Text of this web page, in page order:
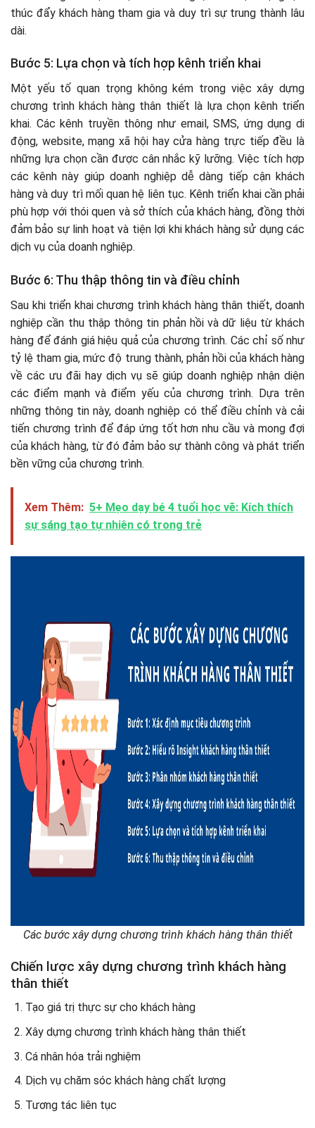
thúc đẩy khách hàng tham gia và duy trì sự trung thành lâu
dài.
Bước 5: Lựa chọn và tích hợp kênh triển khai
Một yếu tố quan trọng không kém trong việc xây dựng
chương trình khách hàng thân thiết là lựa chọn kênh triển
khai. Các kênh truyền thông như email, SMS, ứng dụng di
động, website, mạng xã hội hay cửa hàng trực tiếp đều là
những lựa chọn cần được cân nhắc kỹ lưỡng. Việc tích hợp
các kênh này giúp doanh nghiệp dễ dàng tiếp cận khách
hàng và duy trì mối quan hệ liên tục. Kênh triển khai cần phải
phù hợp với thói quen và sở thích của khách hàng, đồng thời
đảm bảo sự linh hoạt và tiện lợi khi khách hàng sử dụng các
dịch vụ của doanh nghiệp.
Bước 6: Thu thập thông tin và điều chỉnh
Sau khi triển khai chương trình khách hàng thân thiết, doanh
nghiệp cần thu thập thông tin phản hồi và dữ liệu từ khách
hàng để đánh giá hiệu quả của chương trình. Các chỉ số như
tỷ lệ tham gia, mức độ trung thành, phản hồi của khách hàng
về các ưu đãi hay dịch vụ sẽ giúp doanh nghiệp nhận diện
các điểm mạnh và điểm yếu của chương trình. Dựa trên
những thông tin này, doanh nghiệp có thể điều chỉnh và cải
tiến chương trình để đáp ứng tốt hơn nhu cầu và mong đợi
của khách hàng, từ đó đảm bảo sự thành công và phát triển
bền vững của chương trình.
Xem Thêm: 5+ Mẹo dạy bé 4 tuổi học vẽ: Kích thích
sự sáng tạo tự nhiên có trong trẻ
Các bước xây dựng chương trình khách hàng thân thiết
Chiến lược xây dựng chương trình khách hàng
thân thiết
Tạo giá trị thực sự cho khách hàng
Xây dựng chương trình khách hàng thân thiết
Cá nhân hóa trải nghiệm
Dịch vụ chăm sóc khách hàng chất lượng
Tương tác liên tục